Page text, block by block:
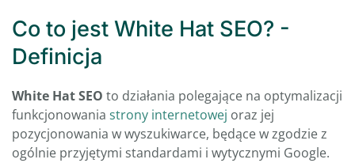
Co to jest White Hat SEO? -
Definicja
White Hat SEO to działania polegające na optymalizacji
funkcjonowania strony internetowej oraz jej
pozycjonowania w wyszukiwarce, będące w zgodzie z
ogólnie przyjętymi standardami i wytycznymi Google.